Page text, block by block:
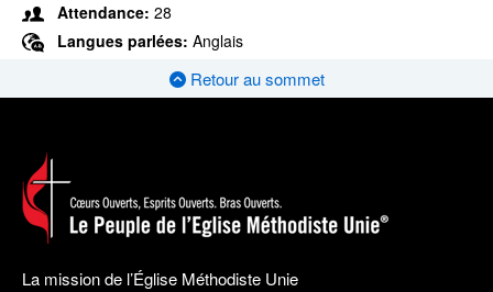
Attendance: 28
Langues parlées: Anglais
Retour au sommet
La mission de l’Église Méthodiste Unie